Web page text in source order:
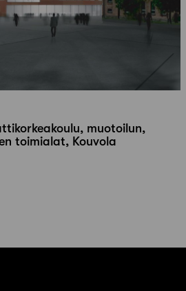
muotoilun,
toimialat, Kouvola